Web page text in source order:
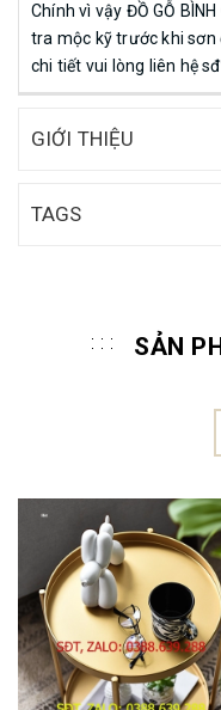
Chính vì vậy ĐỒ GỖ
tra mộc kỹ trước khi sơn
chi tiết vui lòng liên hệ
GIỚI THIỆU
TAGS
SẢN